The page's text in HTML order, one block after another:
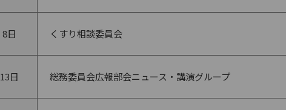
8日 くすり相談委員会
13日 総務委員会広報部会ニュース・講演グループ